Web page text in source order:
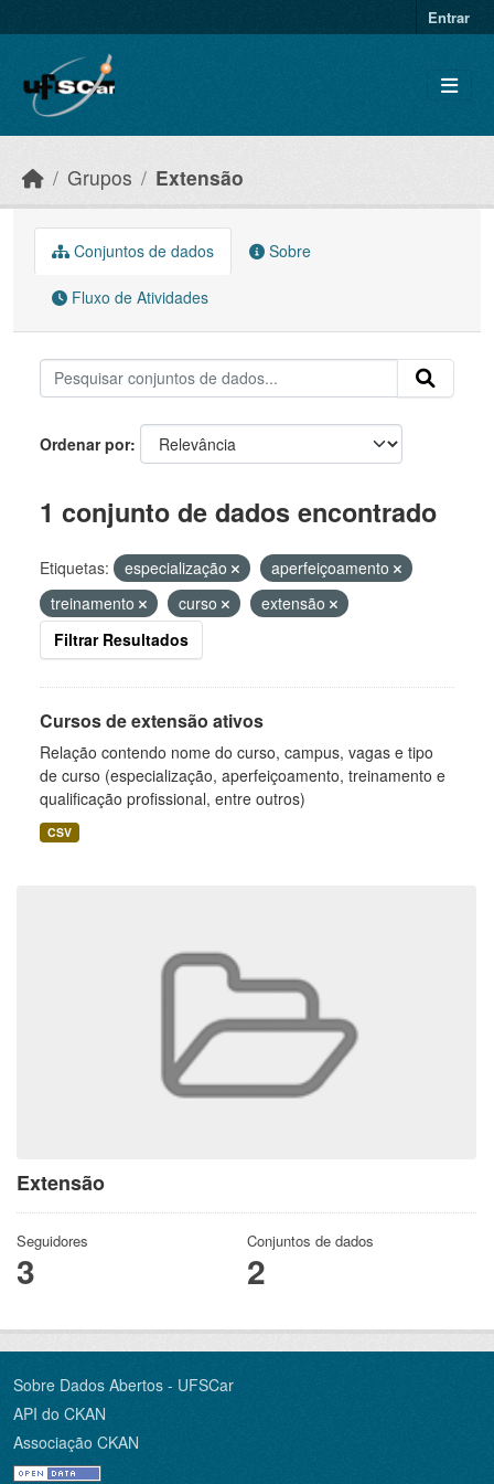
Entrar
Grupos Extensão
Extensão
Seguidores
3
Conjuntos de dados
2
Conjuntos de dados Sobre
Fluxo de Atividades
Ordenar por
1 conjunto de dados encontrado
Etiquetas: especialização
aperfeiçoamento
treinamento
curso
extensão
Filtrar Resultados
Cursos de extensão ativos
Relação contendo nome do curso, campus, vagas e tipo
de curso (especialização, aperfeiçoamento, treinamento e
qualificação profissional, entre outros)
CSV
Sobre Dados Abertos - UFSCar
API do CKAN
Associação CKAN